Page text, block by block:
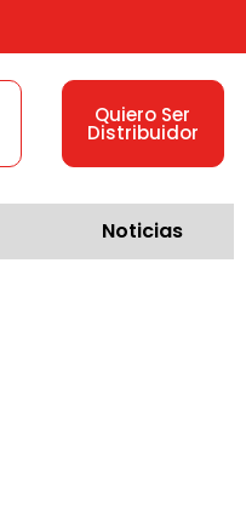
Quiero Ser
Distribuidor
Noticias